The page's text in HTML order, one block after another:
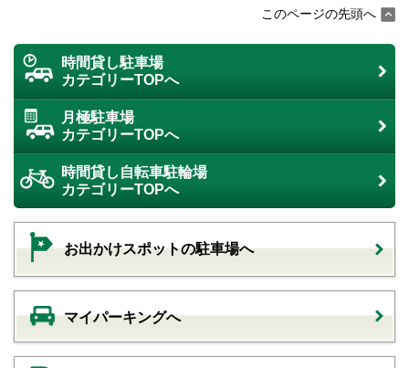
このページの先頭へ
時間貸し駐車場
カテゴリーTOPへ
月極駐車場
カテゴリーTOPへ
時間貸し自転車駐輪場
カテゴリーTOPへ
お出かけスポットの駐車場へ
マイパーキングへ